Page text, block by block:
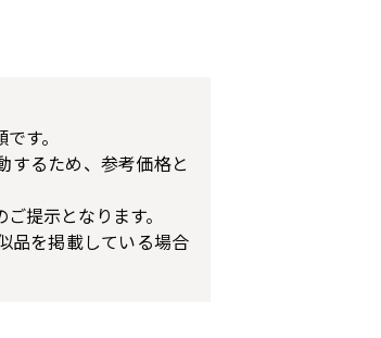
す。
するため、参考価格と
提示となります。
品を掲載している場合